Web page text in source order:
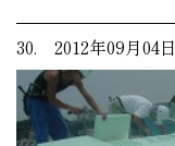
30. 2012年09月04日